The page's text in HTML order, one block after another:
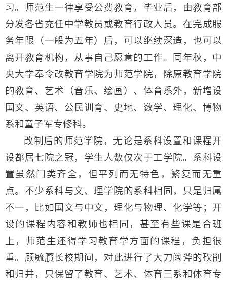
习。师范生一律享受公费教育，毕业后，由教育部
分发各省充任中学教员或教育行政人员。在完成服
务年限（一般为五年）后，可以继续深造，也可以
离开教育机构，从事自己愿意的工作。同年秋，中
央大学奉令改教育学院为师范学院，除原教育学院
的教育、艺术（音乐、绘画）、体育系外，新增设
国文、英语、公民训育、史地、数学、理化、博物
系和童子军专修科。
改制后的师范学院，无论是系科设置和课程开
设都居七院之冠，学生人数仅次于工学院。系科设
置虽然门类齐全，但平列而无特色，繁复而无重
点。不少系科与文、理学院的系科相同，只是归属
不一，比如国文与中文，理化与物理、化学等；开
设的课程内容和教师也相同，甚至有些课是合班
上，师范生还得学习教育学方面的课程，负担很
重。顾毓臔长校期间，对此进行了大刀阔斧的砍削
和归并，只保留了教育、艺术、体育三系和体育专